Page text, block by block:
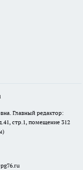
Главный редактор:
стр.1, помещение 312